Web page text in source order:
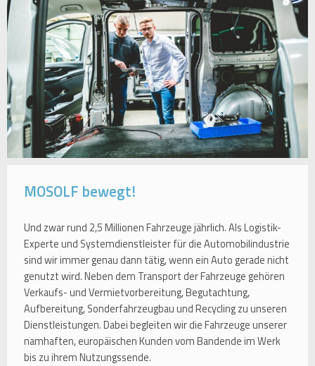
MOSOLF bewegt!
Und zwar rund 2,5 Millionen Fahrzeuge jährlich. Als Logistik-
Experte und Systemdienstleister für die Automobilindustrie
sind wir immer genau dann tätig, wenn ein Auto gerade nicht
genutzt wird. Neben dem Transport der Fahrzeuge gehören
Verkaufs- und Vermietvorbereitung, Begutachtung,
Aufbereitung, Sonderfahrzeugbau und Recycling zu unseren
Dienstleistungen. Dabei begleiten wir die Fahrzeuge unserer
namhaften, europäischen Kunden vom Bandende im Werk
bis zu ihrem Nutzungssende.